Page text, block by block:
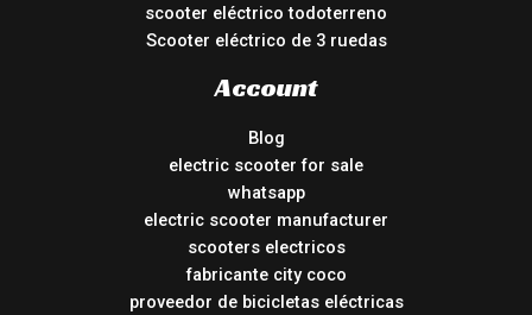
scooter eléctrico todoterreno
Scooter eléctrico de 3 ruedas
Account
Blog
electric scooter for sale
whatsapp
electric scooter manufacturer
scooters electricos
fabricante city coco
proveedor de bicicletas eléctricas